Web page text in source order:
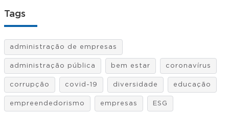
Tags
administração de empresas
administração pública bem estar coronavírus
corrupção covid-19 diversidade educação
empreendedorismo empresas ESG